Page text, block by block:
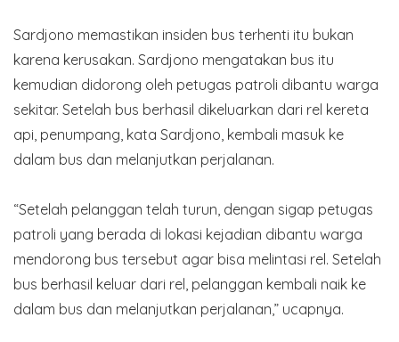
Sardjono memastikan insiden bus terhenti itu bukan
karena kerusakan. Sardjono mengatakan bus itu
kemudian didorong oleh petugas patroli dibantu warga
sekitar. Setelah bus berhasil dikeluarkan dari rel kereta
api, penumpang, kata Sardjono, kembali masuk ke
dalam bus dan melanjutkan perjalanan.
“Setelah pelanggan telah turun, dengan sigap petugas
patroli yang berada di lokasi kejadian dibantu warga
mendorong bus tersebut agar bisa melintasi rel. Setelah
bus berhasil keluar dari rel, pelanggan kembali naik ke
dalam bus dan melanjutkan perjalanan,” ucapnya.